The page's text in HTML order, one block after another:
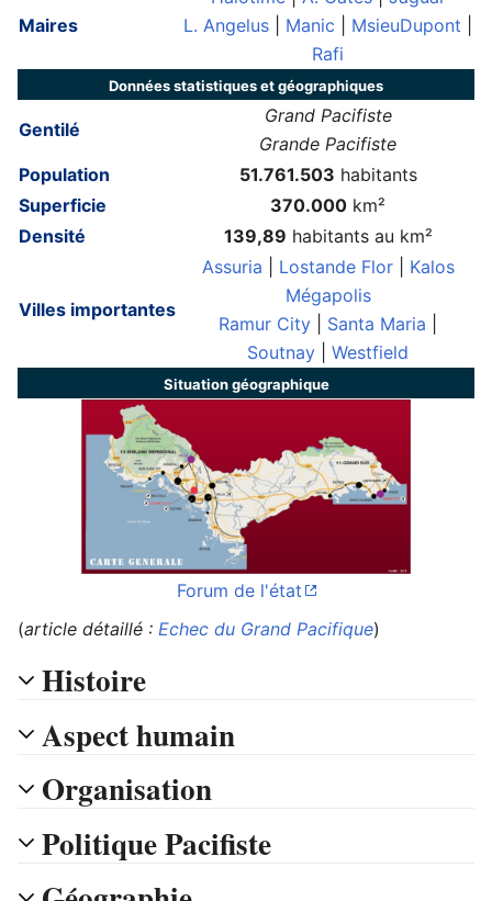
Maires
L. Angelus
Manic MsieuDupont
Rafi
Données statistiques et géographiques
Gentilé
Grand Pacifiste
Grande Pacifiste
Population
51.761.503 habitants
Superficie
370.000 km²
Densité
139,89 habitants au km²
Villes importantes
Assuria Lostande Flor| Kalos
Mégapolis
Ramur City
Santa Maria
Soutnay
Westfield
Situation géographique
Forum de l'état
(article détaillé : Echec du Grand Pacifique)
Histoire
Aspect humain
Organisation
Politique Pacifiste